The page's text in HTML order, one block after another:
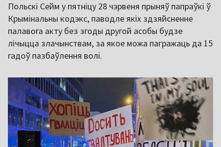
Польскі Сейм у пятніцу 28 чэрвеня прыняў папраўкі ў
Крымінальны кодэкс, паводле якіх здзяйсненне
палавога акту без згоды другой асобы будзе
лічыцца злачынствам, за якое можа пагражаць да 15
гадоў пазбаўлення волі.